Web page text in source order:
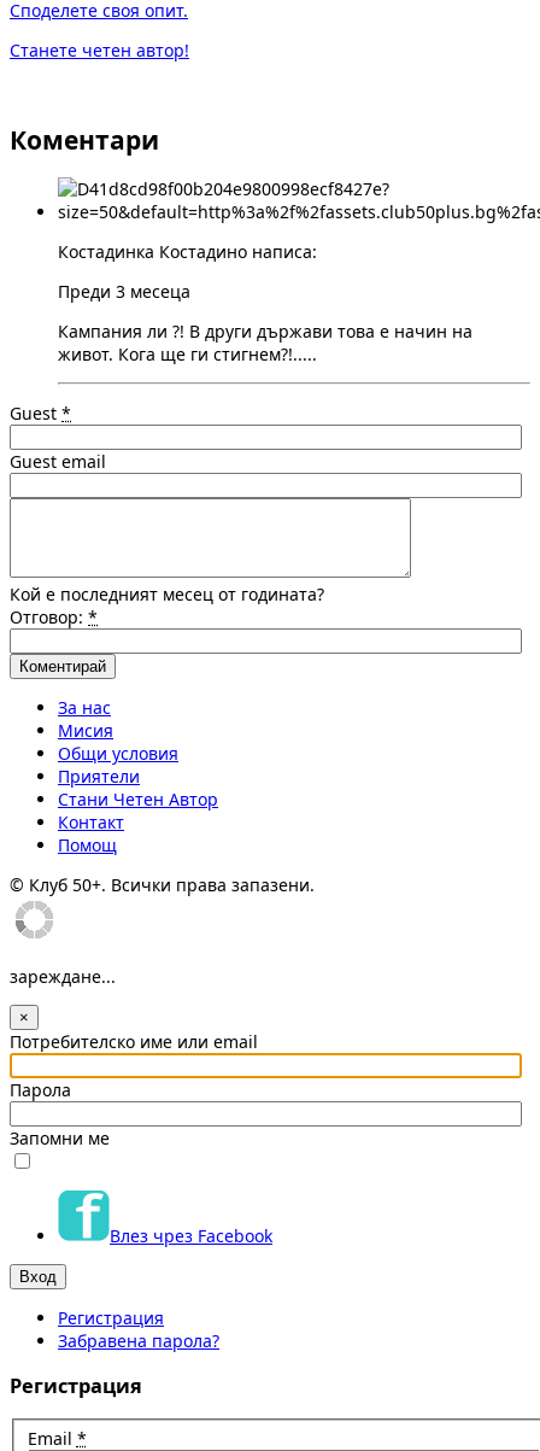
Споделете своя опит.
Станете четен автор!
Коментари
Костадинка Костадино написа:
Преди 3 месеца
Кампания ли ?! В други държави това е начин на
живот. Кога ще ги стигнем?!.....
Guest *
Guest email
Кой е последният месец от годината?
Отговор: *
За нас
Мисия
Общи условия
Приятели
Стани Четен Автор
Контакт
Помощ
© Клуб 50+. Всички права запазени.
зареждане...
×
Потребителско име или email
Парола
Запомни ме
Влез чрез Facebook
Регистрация
Забравена парола?
Регистрация
Email *